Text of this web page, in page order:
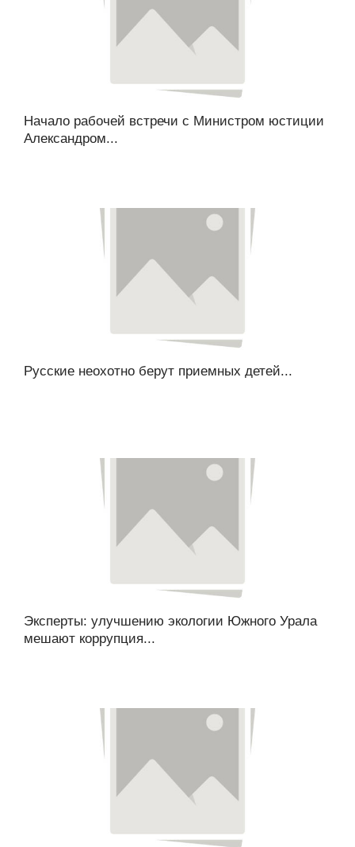
Начало рабочей встречи с Министром юстиции
Александром...
Русские неохотно берут приемных детей...
Эксперты: улучшению экологии Южного Урала
мешают коррупция...